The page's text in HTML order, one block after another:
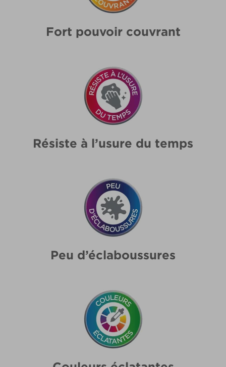
Fort pouvoir couvrant
Résiste à l’usure du temps
Peu d’éclaboussures